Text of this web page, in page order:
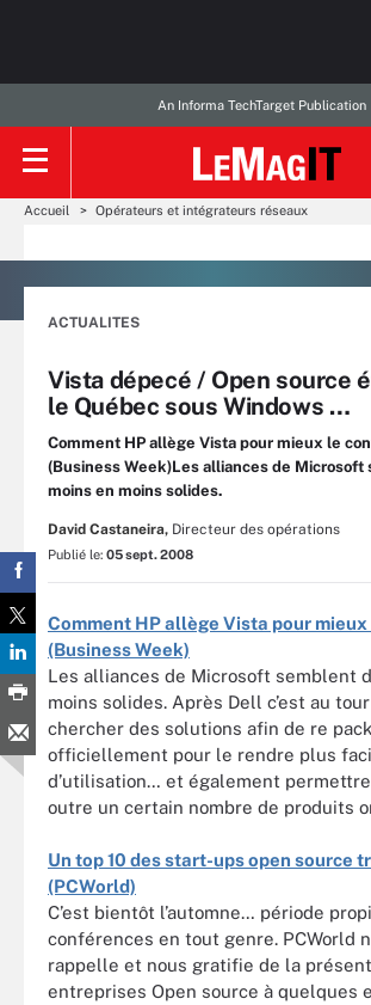
An Informa TechTarget Publication
Accueil Opérateurs et intégrateurs réseaux
ACTUALITES
Vista dépecé / Open source
le Québec sous Windows …
Comment HP allège Vista pour mieux le
(Business Week)Les alliances de Microsoft
moins en moins solides.
David Castaneira, Directeur des opérations
Publié le: 05 sept. 2008
Comment HP allège Vista pour
(Business Week)
Les alliances de Microsoft semblent
moins solides. Après Dell c’est au
chercher des solutions afin de re
officiellement pour le rendre plus
d’utilisation… et également
outre un certain nombre de produits
Un top 10 des start-ups open source
(PCWorld)
C’est bientôt l’automne… période
conférences en tout genre. PCWorld
rappelle et nous gratifie de la
entreprises Open source à quelques